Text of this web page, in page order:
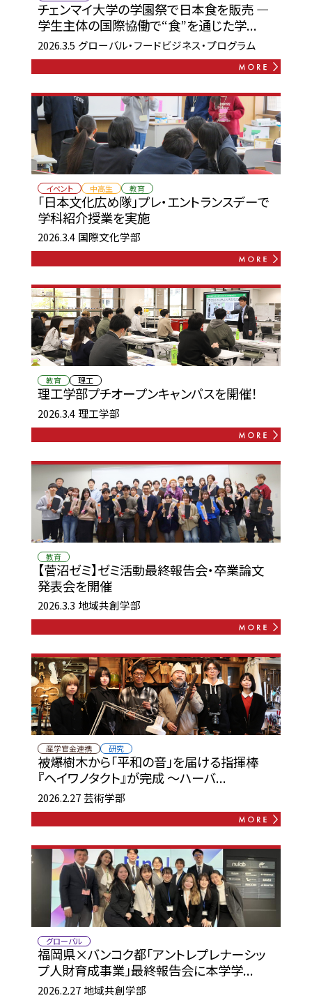
チェンマイ大学の学園祭で日本食を販売 ―
学生主体の国際協働で“食”を通じた学...
2026.3.5 グローバル・フードビジネス・プログラム
イベント 中高生 教育
「日本文化広め隊」プレ・エントランスデーで
学科紹介授業を実施
2026.3.4 国際文化学部
教育 理工
理工学部プチオープンキャンパスを開催！
2026.3.4 理工学部
教育
【菅沼ゼミ】ゼミ活動最終報告会・卒業論文
発表会を開催
2026.3.3 地域共創学部
産学官金連携 研究
被爆樹木から「平和の音」を届ける指揮棒
『ヘイワノタクト』が完成 〜ハーバ...
2026.2.27 芸術学部
グローバル
福岡県×バンコク都「アントレプレナーシッ
プ人財育成事業」最終報告会に本学学...
2026.2.27 地域共創学部